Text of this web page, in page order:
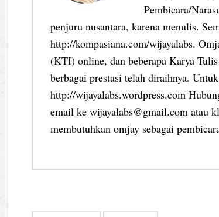
Pembicara/
penjuru nusantara, karena menulis.
http://kompasiana.com/wijayalabs.
(KTI) online, dan beberapa Karya
berbagai prestasi telah diraihnya.
http://wijayalabs.wordpress.com
email ke wijayalabs@gmail.com atau
membutuhkan omjay sebagai
Post